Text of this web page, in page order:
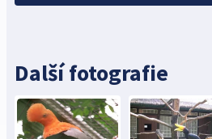
Další fotografie